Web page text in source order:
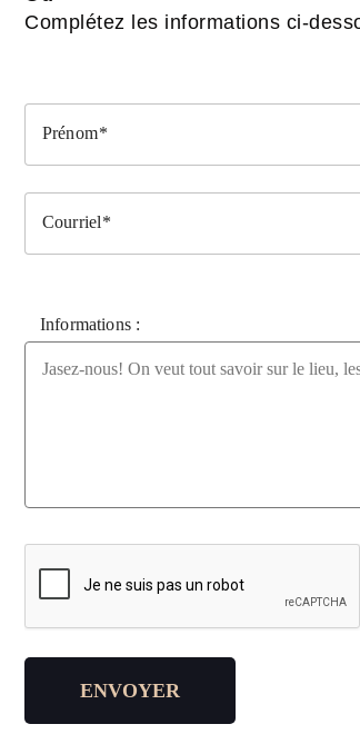
Complétez les informations ci-
Prénom
Courriel
Informations :
ENVOYER